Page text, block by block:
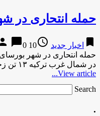
حمله انتحاری در
bookmark اخبار جدید access_time
10 years ago
chat_bubble0
حمله انتحاری در شهر
در شمال غرب ترکیه ۱۳ تن زخمی شدند.۰۹:۲۷ – ۱۳۹۵ …
View article...
Search …
.